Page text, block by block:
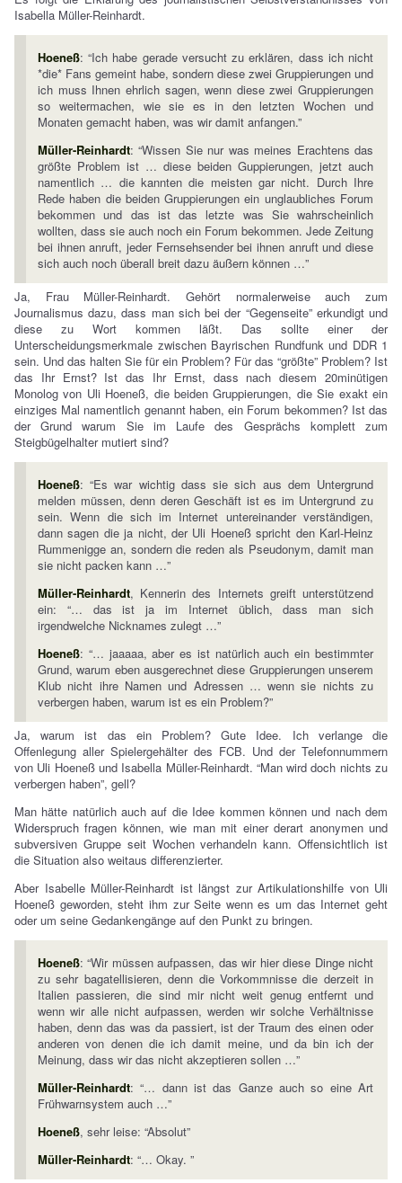
Isabella Müller-Reinhardt.
Hoeneß: “Ich habe gerade versucht zu erklären, dass ich nicht
*die* Fans gemeint habe, sondern diese zwei Gruppierungen und
ich muss Ihnen ehrlich sagen, wenn diese zwei Gruppierungen
so weitermachen, wie sie es in den letzten Wochen und
Monaten gemacht haben, was wir damit anfangen.”
Müller-Reinhardt: “Wissen Sie nur was meines Erachtens das
größte Problem ist … diese beiden Guppierungen, jetzt auch
namentlich … die kannten die meisten gar nicht. Durch Ihre
Rede haben die beiden Gruppierungen ein unglaubliches Forum
bekommen und das ist das letzte was Sie wahrscheinlich
wollten, dass sie auch noch ein Forum bekommen. Jede Zeitung
bei ihnen anruft, jeder Fernsehsender bei ihnen anruft und diese
sich auch noch überall breit dazu äußern können …”
Ja, Frau Müller-Reinhardt. Gehört normalerweise auch zum
Journalismus dazu, dass man sich bei der “Gegenseite” erkundigt und
diese zu Wort kommen läßt. Das sollte einer der
Unterscheidungsmerkmale zwischen Bayrischen Rundfunk und DDR 1
sein. Und das halten Sie für ein Problem? Für das “größte” Problem? Ist
das Ihr Ernst? Ist das Ihr Ernst, dass nach diesem 20minütigen
Monolog von Uli Hoeneß, die beiden Gruppierungen, die Sie exakt ein
einziges Mal namentlich genannt haben, ein Forum bekommen? Ist das
der Grund warum Sie im Laufe des Gesprächs komplett zum
Steigbügelhalter mutiert sind?
Hoeneß: “Es war wichtig dass sie sich aus dem Untergrund
melden müssen, denn deren Geschäft ist es im Untergrund zu
sein. Wenn die sich im Internet untereinander verständigen,
dann sagen die ja nicht, der Uli Hoeneß spricht den Karl-Heinz
Rummenigge an, sondern die reden als Pseudonym, damit man
sie nicht packen kann …”
Müller-Reinhardt, Kennerin des Internets greift unterstützend
ein: “… das ist ja im Internet üblich, dass man sich
irgendwelche Nicknames zulegt …”
Hoeneß: “… jaaaaa, aber es ist natürlich auch ein bestimmter
Grund, warum eben ausgerechnet diese Gruppierungen unserem
Klub nicht ihre Namen und Adressen … wenn sie nichts zu
verbergen haben, warum ist es ein Problem?”
Ja, warum ist das ein Problem? Gute Idee. Ich verlange die
Offenlegung aller Spielergehälter des FCB. Und der Telefonnummern
von Uli Hoeneß und Isabella Müller-Reinhardt. “Man wird doch nichts zu
verbergen haben”, gell?
Man hätte natürlich auch auf die Idee kommen können und nach dem
Widerspruch fragen können, wie man mit einer derart anonymen und
subversiven Gruppe seit Wochen verhandeln kann. Offensichtlich ist
die Situation also weitaus differenzierter.
Aber Isabelle Müller-Reinhardt ist längst zur Artikulationshilfe von Uli
Hoeneß geworden, steht ihm zur Seite wenn es um das Internet geht
oder um seine Gedankengänge auf den Punkt zu bringen.
Hoeneß: “Wir müssen aufpassen, das wir hier diese Dinge nicht
zu sehr bagatellisieren, denn die Vorkommnisse die derzeit in
Italien passieren, die sind mir nicht weit genug entfernt und
wenn wir alle nicht aufpassen, werden wir solche Verhältnisse
haben, denn das was da passiert, ist der Traum des einen oder
anderen von denen die ich damit meine, und da bin ich der
Meinung, dass wir das nicht akzeptieren sollen …”
Müller-Reinhardt: “… dann ist das Ganze auch so eine Art
Frühwarnsystem auch …”
Hoeneß, sehr leise: “Absolut”
Müller-Reinhardt: “… Okay. ”